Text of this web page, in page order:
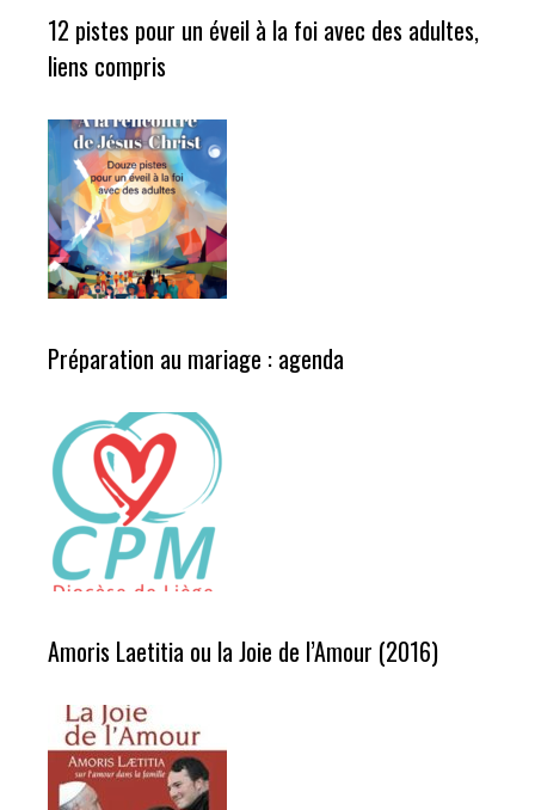
12 pistes pour un éveil à la foi avec des adultes,
liens compris
Préparation au mariage : agenda
Amoris Laetitia ou la Joie de l’Amour (2016)